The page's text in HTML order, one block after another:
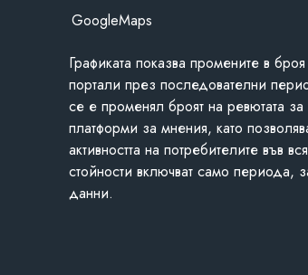
GoogleMaps
Графиката показва промените в
портали през последователни
се е променял броят на ревютата
платформи за мнения, като
активността на потребителите във
стойности включват само периода,
данни.